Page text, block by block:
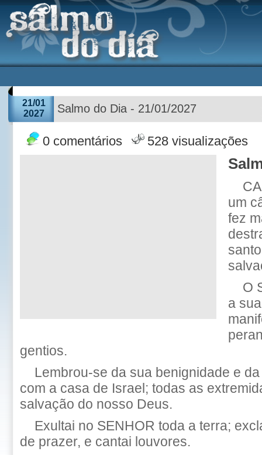
21/01
2027
Salmo do Dia - 21/01/2027
0 comentários 528 visualizações
um
fez
O
a
gentios.
Lembrou-se da sua benignidade e
com a casa de Israel; todas as
salvação do nosso Deus.
Exultai no SENHOR toda a terra;
de prazer, e cantai louvores.